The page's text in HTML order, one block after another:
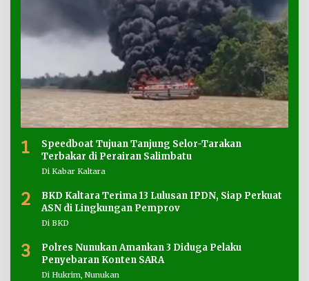
1
Speedboat Tujuan Tanjung Selor-Tarakan
Terbakar di Perairan Salimbatu
Di Kabar Kaltara
2
BKD Kaltara Terima 13 Lulusan IPDN, Siap Perkuat
ASN di Lingkungan Pemprov
Di BKD
3
Polres Nunukan Amankan 3 Diduga Pelaku
Penyebaran Konten SARA
Di Hukrim, Nunukan